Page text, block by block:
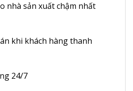
nhà sản xuất chậm nhất
khi khách hàng thanh
24/7